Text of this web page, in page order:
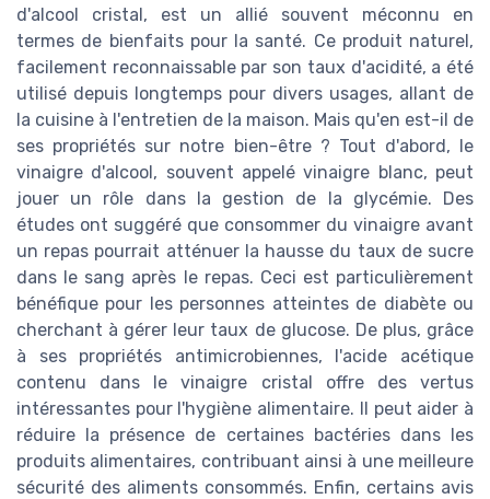
d'alcool cristal, est un allié souvent méconnu en
termes de bienfaits pour la santé. Ce produit naturel,
facilement reconnaissable par son taux d'acidité, a été
utilisé depuis longtemps pour divers usages, allant de
la cuisine à l'entretien de la maison. Mais qu'en est-il de
ses propriétés sur notre bien-être ? Tout d'abord, le
vinaigre d'alcool, souvent appelé vinaigre blanc, peut
jouer un rôle dans la gestion de la glycémie. Des
études ont suggéré que consommer du vinaigre avant
un repas pourrait atténuer la hausse du taux de sucre
dans le sang après le repas. Ceci est particulièrement
bénéfique pour les personnes atteintes de diabète ou
cherchant à gérer leur taux de glucose. De plus, grâce
à ses propriétés antimicrobiennes, l'acide acétique
contenu dans le vinaigre cristal offre des vertus
intéressantes pour l'hygiène alimentaire. Il peut aider à
réduire la présence de certaines bactéries dans les
produits alimentaires, contribuant ainsi à une meilleure
sécurité des aliments consommés. Enfin, certains avis